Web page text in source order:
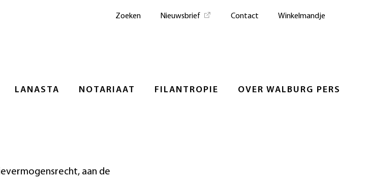
LANASTA NOTARIAAT FILANTROPIE OVER WALBURG PERS
Zoeken Nieuwsbrief Contact Winkelmandje
aan de